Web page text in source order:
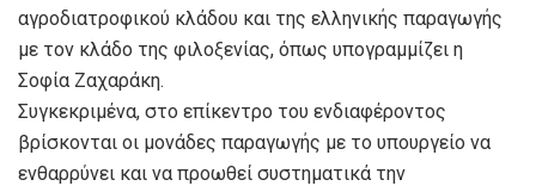
αγροδιατροφικού κλάδου και της ελληνικής παραγωγής
με τον κλάδο της φιλοξενίας, όπως υπογραμμίζει η
Σοφία Ζαχαράκη.
Συγκεκριμένα, στο επίκεντρο του ενδιαφέροντος
βρίσκονται οι μονάδες παραγωγής με το υπουργείο να
ενθαρρύνει και να προωθεί συστηματικά την